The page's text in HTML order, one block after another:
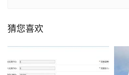
猜您喜欢